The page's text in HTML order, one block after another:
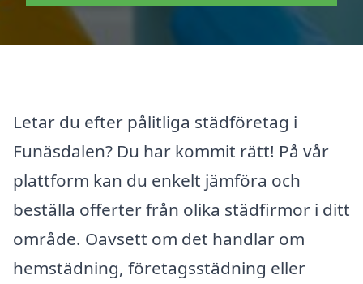
Letar du efter pålitliga städföretag i
Funäsdalen? Du har kommit rätt! På vår
plattform kan du enkelt jämföra och
beställa offerter från olika städfirmor i ditt
område. Oavsett om det handlar om
hemstädning, företagsstädning eller